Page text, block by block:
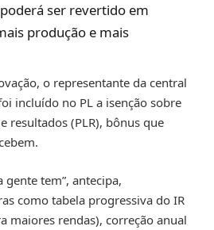
ser revertido em
produção e mais
o representante da central
incluído no PL a isenção sobre
resultados (PLR), bônus que
gente tem”, antecipa,
como tabela progressiva do IR
maiores rendas), correção anual